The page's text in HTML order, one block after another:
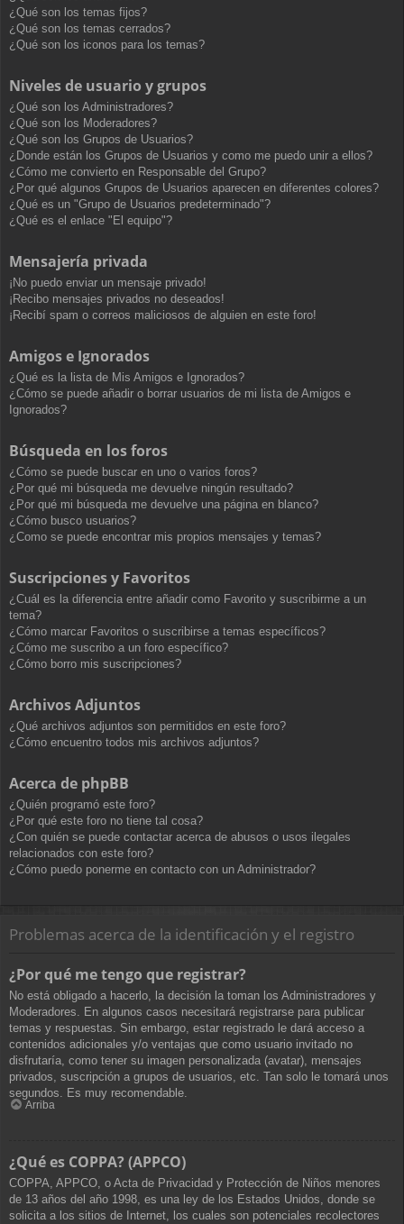
¿Qué son los temas fijos?
¿Qué son los temas cerrados?
¿Qué son los iconos para los temas?
Niveles de usuario y grupos
¿Qué son los Administradores?
¿Qué son los Moderadores?
¿Qué son los Grupos de Usuarios?
¿Donde están los Grupos de Usuarios y como me puedo unir a ellos?
¿Cómo me convierto en Responsable del Grupo?
¿Por qué algunos Grupos de Usuarios aparecen en diferentes colores?
¿Qué es un "Grupo de Usuarios predeterminado"?
¿Qué es el enlace "El equipo"?
Mensajería privada
¡No puedo enviar un mensaje privado!
¡Recibo mensajes privados no deseados!
¡Recibí spam o correos maliciosos de alguien en este foro!
Amigos e Ignorados
¿Qué es la lista de Mis Amigos e Ignorados?
¿Cómo se puede añadir o borrar usuarios de mi lista de Amigos e
Ignorados?
Búsqueda en los foros
¿Cómo se puede buscar en uno o varios foros?
¿Por qué mi búsqueda me devuelve ningún resultado?
¿Por qué mi búsqueda me devuelve una página en blanco?
¿Cómo busco usuarios?
¿Como se puede encontrar mis propios mensajes y temas?
Suscripciones y Favoritos
¿Cuál es la diferencia entre añadir como Favorito y suscribirme a un
tema?
¿Cómo marcar Favoritos o suscribirse a temas específicos?
¿Cómo me suscribo a un foro específico?
¿Cómo borro mis suscripciones?
Archivos Adjuntos
¿Qué archivos adjuntos son permitidos en este foro?
¿Cómo encuentro todos mis archivos adjuntos?
Acerca de phpBB
¿Quién programó este foro?
¿Por qué este foro no tiene tal cosa?
¿Con quién se puede contactar acerca de abusos o usos ilegales
relacionados con este foro?
¿Cómo puedo ponerme en contacto con un Administrador?
Problemas acerca de la identificación y el registro
¿Por qué me tengo que registrar?
No está obligado a hacerlo, la decisión la toman los Administradores y
Moderadores. En algunos casos necesitará registrarse para publicar
temas y respuestas. Sin embargo, estar registrado le dará acceso a
contenidos adicionales y/o ventajas que como usuario invitado no
disfrutaría, como tener su imagen personalizada (avatar), mensajes
privados, suscripción a grupos de usuarios, etc. Tan solo le tomará unos
segundos. Es muy recomendable.
Arriba
¿Qué es COPPA? (APPCO)
COPPA, APPCO, o Acta de Privacidad y Protección de Niños menores
de 13 años del año 1998, es una ley de los Estados Unidos, donde se
solicita a los sitios de Internet, los cuales son potenciales recolectores